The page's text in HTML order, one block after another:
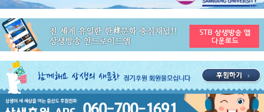
공지사항 ON AIR 서비스 장애 복구 안내
공지사항
STB 4월1주(3.30~4.5) 주간 추천 프로그램
공지사항
STB 3월4주(3.23~3.29) 주간 추천 프로그램